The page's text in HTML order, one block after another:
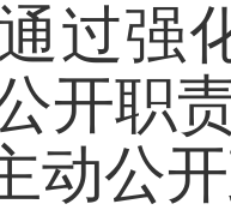
过强
开职
动公